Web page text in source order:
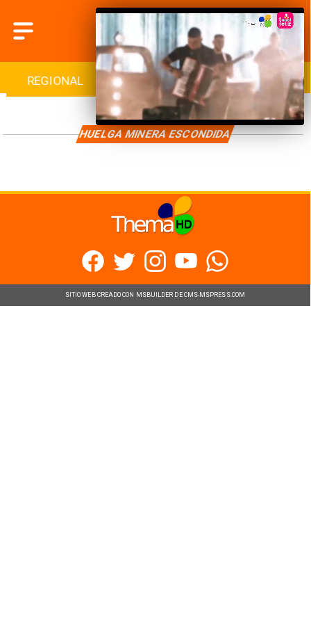
REGIONAL INTERNACIONAL DEPORTES
HUELGA MINERA ESCONDIDA
SITIO WEB CREADO CON MSBUILDER DE CMS-MSPRESS.COM